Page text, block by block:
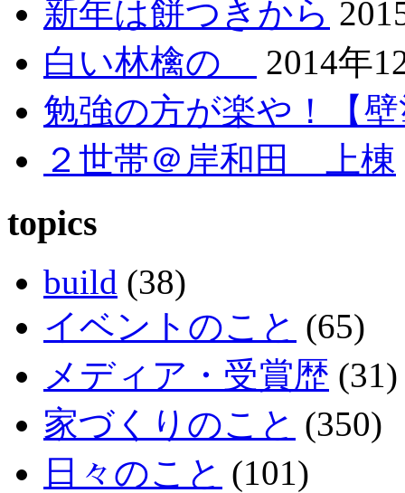
新年は餅つきから
白い林檎の
2014年
勉強の方が楽や！【
２世帯＠岸和田 上棟
topics
build (38)
イベントのこと (65)
メディア・受賞歴 (31)
家づくりのこと (350)
日々のこと (101)